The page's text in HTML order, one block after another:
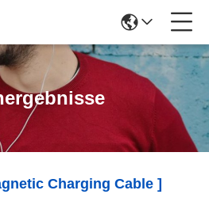
Charging Cable ]